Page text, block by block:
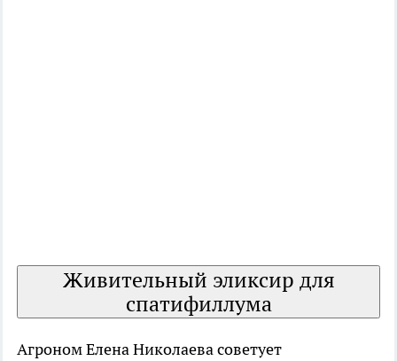
Живительный эликсир для
спатифиллума
Агроном Елена Николаева советует